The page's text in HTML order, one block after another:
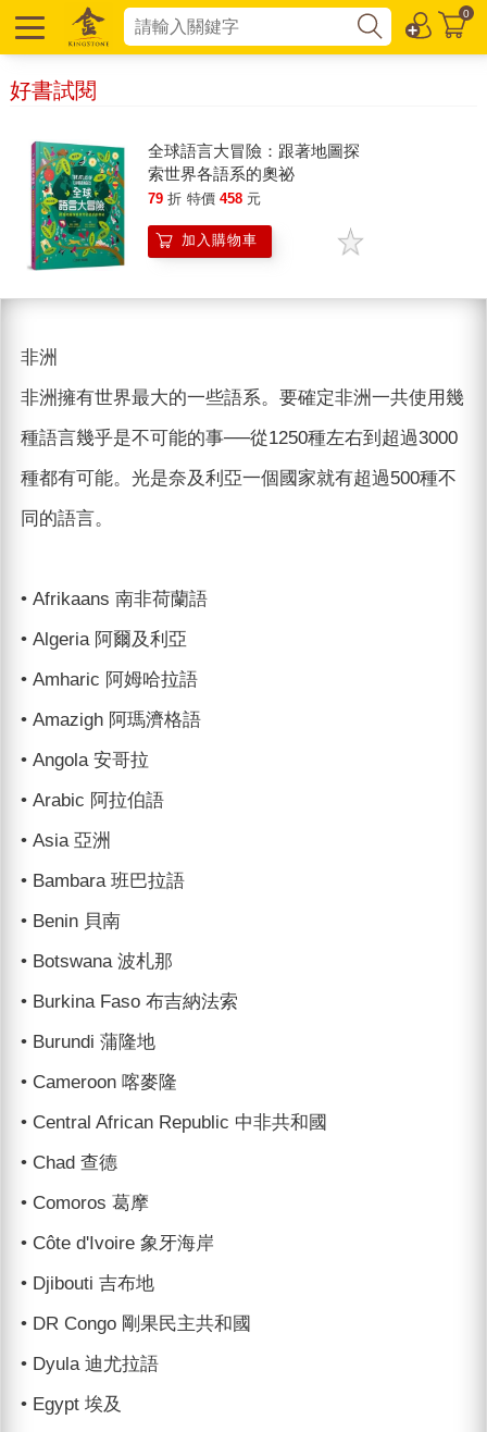
0
好書試閱
全球語言大冒險：跟著地圖探
索世界各語系的奧祕
79 折 特價 458 元
加入購物車
非洲
非洲擁有世界最大的一些語系。要確定非洲一共使用幾
種語言幾乎是不可能的事──從1250種左右到超過3000
種都有可能。光是奈及利亞一個國家就有超過500種不
同的語言。
• Afrikaans 南非荷蘭語
• Algeria 阿爾及利亞
• Amharic 阿姆哈拉語
• Amazigh 阿瑪濟格語
• Angola 安哥拉
• Arabic 阿拉伯語
• Asia 亞洲
• Bambara 班巴拉語
• Benin 貝南
• Botswana 波札那
• Burkina Faso 布吉納法索
• Burundi 蒲隆地
• Cameroon 喀麥隆
• Central African Republic 中非共和國
• Chad 查德
• Comoros 葛摩
• Côte d'Ivoire 象牙海岸
• Djibouti 吉布地
• DR Congo 剛果民主共和國
• Dyula 迪尤拉語
• Egypt 埃及